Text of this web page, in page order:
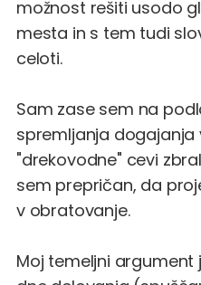
možnost rešiti usodo
mesta in s tem tudi
celoti.
Sam zase sem na
spremljanja dogajanja
"drekovodne" cevi
sem prepričan, da
v obratovanje.
Moj temeljni argument